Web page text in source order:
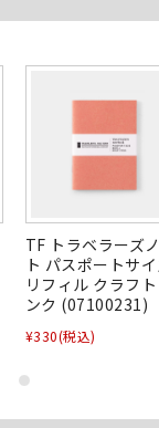
TF トラベラーズ
ト パスポートサ
リフィル クラフ
ンク (07100231)
¥330(税込)